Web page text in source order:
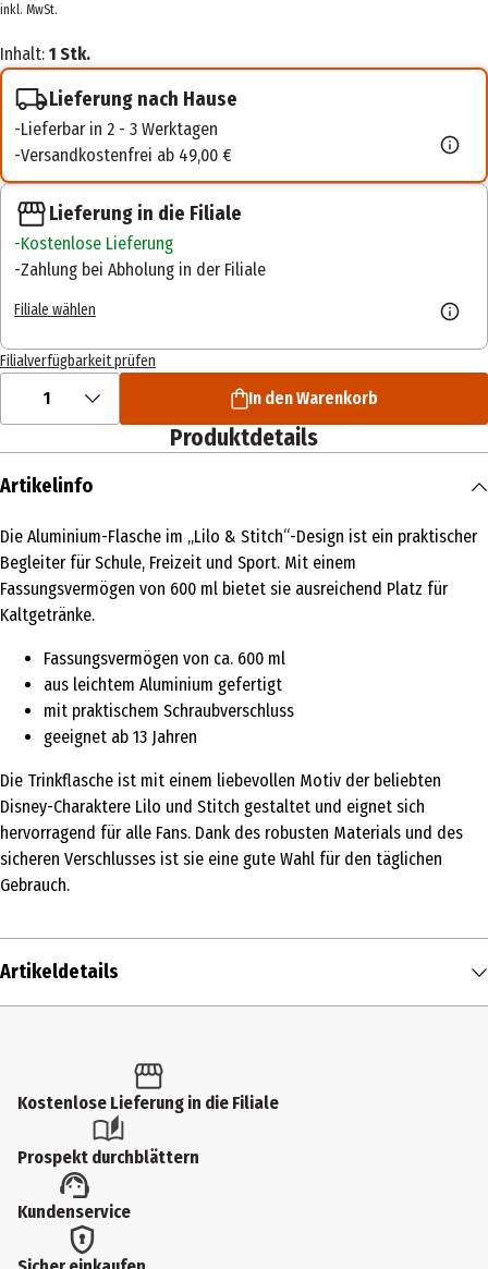
inkl. MwSt.
Inhalt: 1 Stk.
Lieferung nach Hause
Lieferbar in 2 - 3 Werktagen
Versandkostenfrei ab 49,00 €
Lieferung in die Filiale
Kostenlose Lieferung
Zahlung bei Abholung in der Filiale
Filiale wählen
Filialverfügbarkeit prüfen
1 In den Warenkorb
Produktdetails
Artikelinfo
Die Aluminium-Flasche im „Lilo & Stitch“-Design ist ein praktischer
Begleiter für Schule, Freizeit und Sport. Mit einem
Fassungsvermögen von 600 ml bietet sie ausreichend Platz für
Kaltgetränke.
Fassungsvermögen von ca. 600 ml
aus leichtem Aluminium gefertigt
mit praktischem Schraubverschluss
geeignet ab 13 Jahren
Die Trinkflasche ist mit einem liebevollen Motiv der beliebten
Disney-Charaktere Lilo und Stitch gestaltet und eignet sich
hervorragend für alle Fans. Dank des robusten Materials und des
sicheren Verschlusses ist sie eine gute Wahl für den täglichen
Gebrauch.
Artikeldetails
Produkttyp
Kleinspielzeug
Altersempfehlung ab
13 Jahre
Artikelnummer des Herstellers
Kostenlose Lieferung in die Filiale
Prospekt durchblättern
Kundenservice